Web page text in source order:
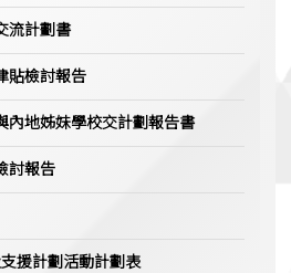
流計劃書
貼檢討報告
內地姊妹學校交計劃報告書
討報告
援計劃活動計劃表